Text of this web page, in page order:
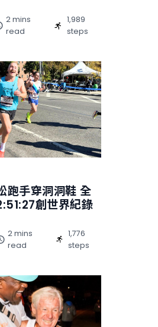
2 mins
read
1,989
steps
跑手穿洞洞鞋 全
創世界紀錄
2 mins
read
1,776
steps